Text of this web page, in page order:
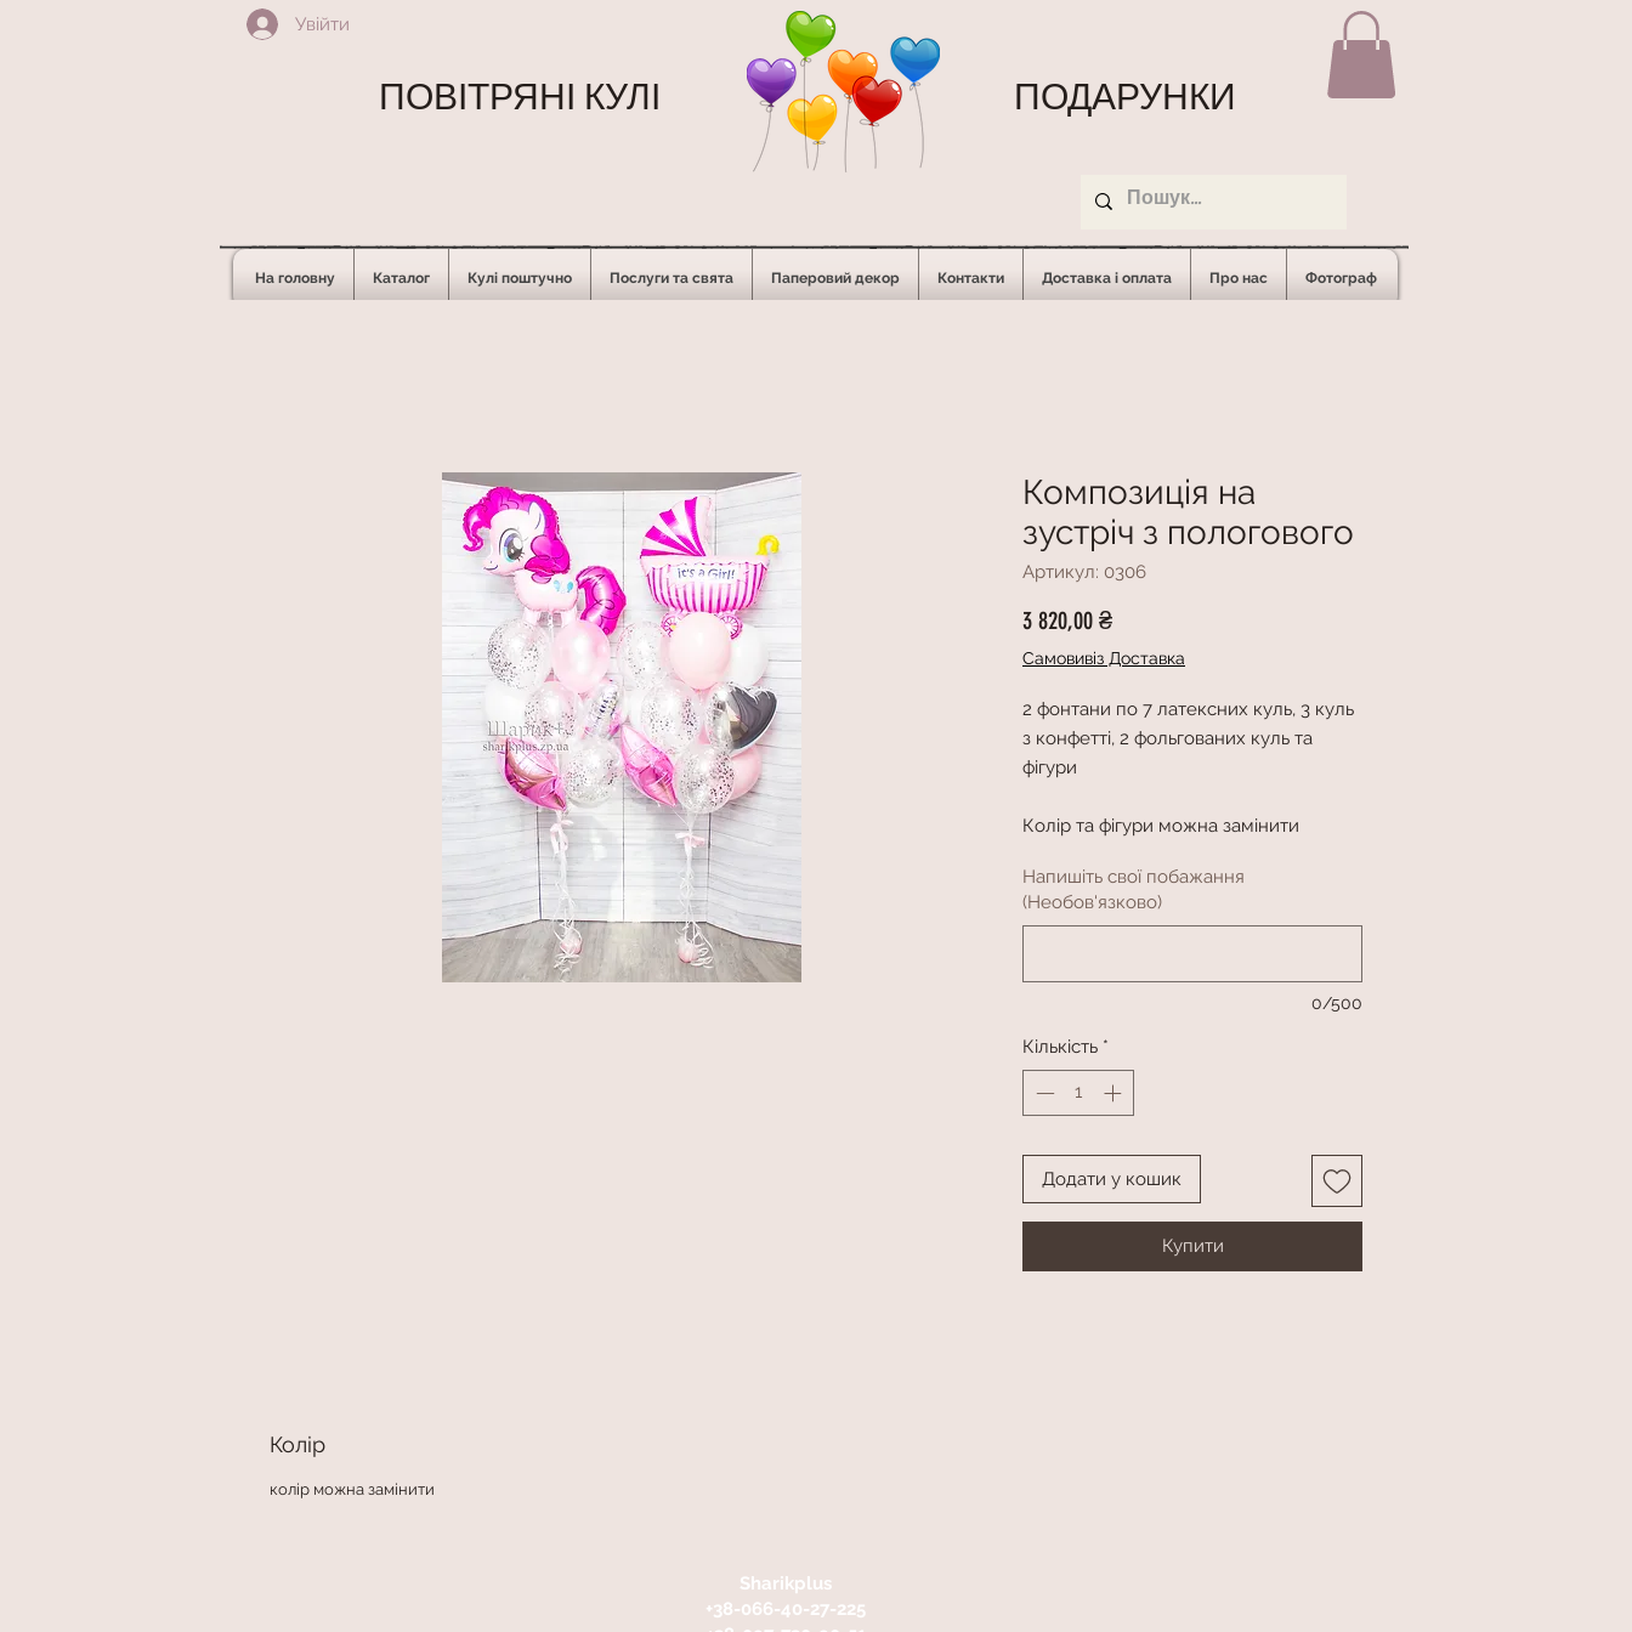
Увійти
ПОВІТРЯНІ КУЛІ ПОДАРУНКИ
На головну Каталог Кулі поштучно Послуги та свята Паперовий декор Контакти Доставка і оплата Про нас Фотограф
Композиція на
зустріч з пологового
Артикул: 0306
3 820,00 ₴Ціна
Самовивіз Доставка
2 фонтани по 7 латексних куль, 3 куль
з конфетті, 2 фольгованих куль та
фігури
Колір та фігури можна замінити
Напишіть свої побажання
(Необов'язково)
0/500
Кількість *
Додати у кошик
Купити
Колір
колір можна замінити
Sharikplus
+38-066-40-27-225